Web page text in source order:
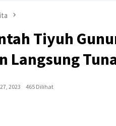
Tiyuh
Langsung
2023
465 Dilihat